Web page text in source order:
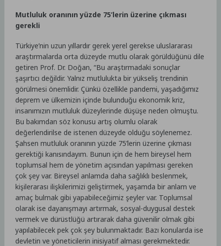
Mutluluk oranının yüzde 75’lerin üzerine çıkması
gerekli
Türkiye’nin uzun yıllardır gerek yerel gerekse uluslararası
araştırmalarda orta düzeyde mutlu olarak görüldüğünü dile
getiren Prof. Dr. Doğan, “Bu araştırmadaki sonuçlar
şaşırtıcı değildir. Yalnız mutlulukta bir yükseliş trendinin
görülmesi önemlidir. Çünkü özellikle pandemi, yaşadığımız
deprem ve ülkemizin içinde bulunduğu ekonomik kriz,
insanımızın mutluluk düzeylerinde düşüşe neden olmuştu.
Bu bakımdan söz konusu artış olumlu olarak
değerlendirilse de istenen düzeyde olduğu söylenemez.
Şahsen mutluluk oranının yüzde 75’lerin üzerine çıkması
gerektiği kanısındayım. Bunun için de hem bireysel hem
toplumsal hem de yönetim açısından yapılması gereken
çok şey var. Bireysel anlamda daha sağlıklı beslenmek,
kişilerarası ilişkilerimizi geliştirmek, yaşamda bir anlam ve
amaç bulmak gibi yapabileceğimiz şeyler var. Toplumsal
olarak ise dayanışmayı artırmak, sosyal-duygusal destek
vermek ve dürüstlüğü artırarak daha güvenilir olmak gibi
yapılabilecek pek çok şey bulunmaktadır. Bazı konularda ise
devletin ve yöneticilerin inisiyatif alması gerekmektedir.